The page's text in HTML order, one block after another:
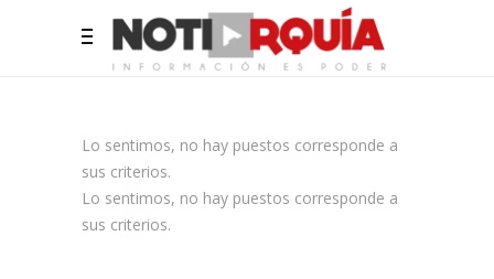
Lo sentimos, no hay puestos corresponde a
sus criterios.
Lo sentimos, no hay puestos corresponde a
sus criterios.